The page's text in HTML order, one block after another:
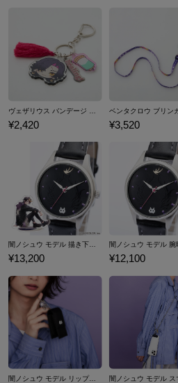
¥2,420 ¥3,520
闇ノシュウ モデル 描き下ろし アクリルスタンド＆腕時計 セット NIJISANJI EN
¥13,200 ¥12,100
闇ノシュウ モデル リップケース NIJISANJI EN